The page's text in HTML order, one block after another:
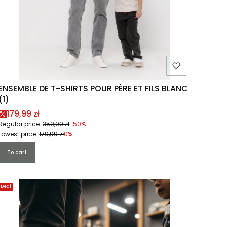
DE T-SHIRTS POUR PÈRE ET FILS BLANC
(1)
Promotional price
179,99 zł
price: 359,99 zł-50%
price: 179,99 zł0%
To cart
Deal